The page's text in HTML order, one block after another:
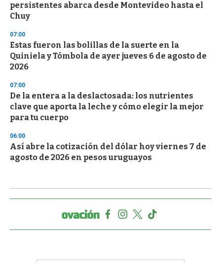
persistentes abarca desde Montevideo hasta el
Chuy
07:00
Estas fueron las bolillas de la suerte en la
Quiniela y Tómbola de ayer jueves 6 de agosto de
2026
07:00
De la entera a la deslactosada: los nutrientes
clave que aporta la leche y cómo elegir la mejor
para tu cuerpo
06:00
Así abre la cotización del dólar hoy viernes 7 de
agosto de 2026 en pesos uruguayos